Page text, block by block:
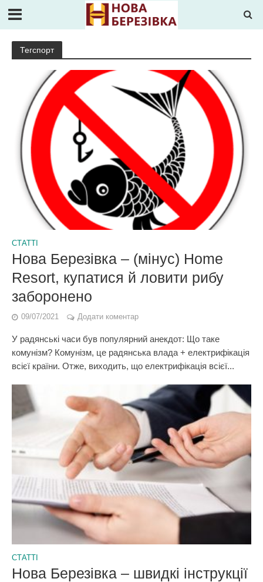
Тегспорт
СТАТТІ
Нова Березівка – (мінус) Home
Resort, купатися й ловити рибу
заборонено
09/07/2021 Додати коментар
У радянські часи був популярний анекдот: Що таке
комунізм? Комунізм, це радянська влада + електрифікація
всієї країни. Отже, виходить, що електрифікація всієї...
СТАТТІ
Нова Березівка – швидкі інструкції